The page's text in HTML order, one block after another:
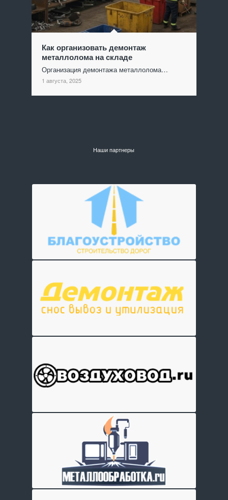
Как организовать демонтаж
металлолома на складе
Организация демонтажа металлолома…
1 августа, 2025
Наши партнеры